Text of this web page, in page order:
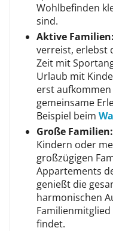
Wohlbefinden
sind.
Aktive Familien:
verreist, erlebst
Zeit mit
Urlaub mit
erst
gemeinsame
Beispiel beim
Große Familien:
Kindern oder
großzügigen
Appartements
genießt die
harmonischen
findet.